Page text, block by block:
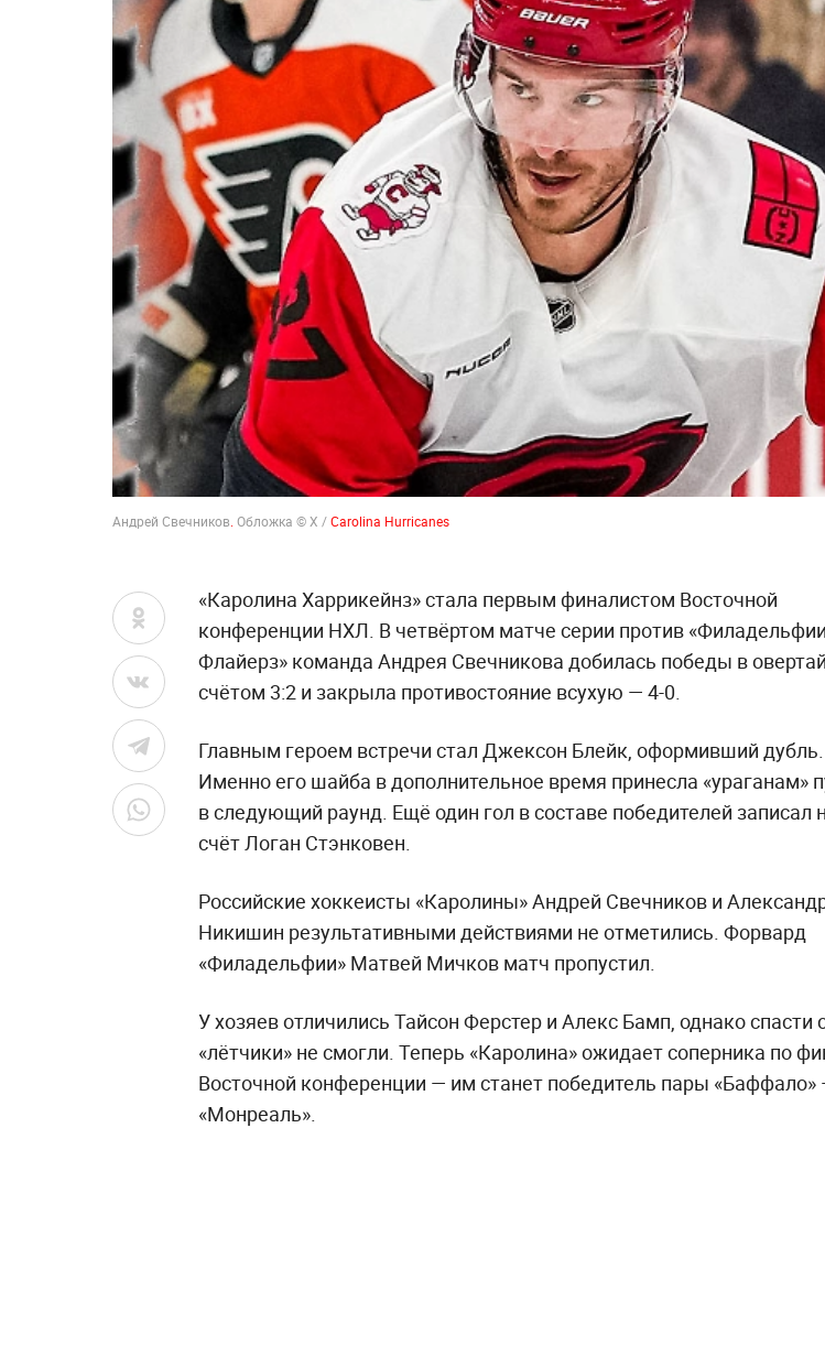
Андрей Свечников. Обложка © Х /Carolina Hurricanes
«Каролина Харрикейнз» стала первым финалистом Восточной
конференции НХЛ. В четвёртом матче серии против «Филадельфии
Флайерз» команда Андрея Свечникова добилась победы в
счётом 3:2 и закрыла противостояние всухую — 4-0.
Главным героем встречи стал Джексон Блейк, оформивший дубль.
Именно его шайба в дополнительное время принесла «ураганам»
в следующий раунд. Ещё один гол в составе победителей записал
счёт Логан Стэнковен.
Российские хоккеисты «Каролины» Андрей Свечников и
Никишин результативными действиями не отметились. Форвард
«Филадельфии» Матвей Мичков матч пропустил.
У хозяев отличились Тайсон Ферстер и Алекс Бамп, однако спасти
«лётчики» не смогли. Теперь «Каролина» ожидает соперника по
Восточной конференции — им станет победитель пары «Баффало»
«Монреаль».